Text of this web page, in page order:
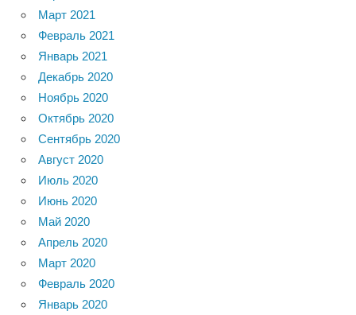
Март 2021
Февраль 2021
Январь 2021
Декабрь 2020
Ноябрь 2020
Октябрь 2020
Сентябрь 2020
Август 2020
Июль 2020
Июнь 2020
Май 2020
Апрель 2020
Март 2020
Февраль 2020
Январь 2020